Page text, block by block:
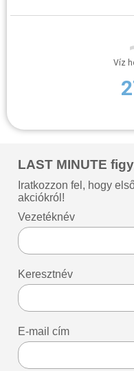
Víz
LAST MINUTE
Iratkozzon fel, hogy
akciókról!
Vezetéknév
Keresztnév
E-mail cím